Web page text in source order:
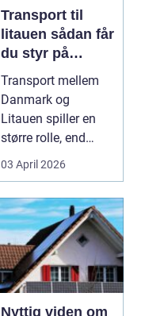
Transport til
litauen sådan får
du styr på
fragten til
baltikum
Transport mellem
Danmark og
Litauen spiller en
større rolle, end
mange er klar over.
Litauen er et n...
03 April 2026
Nyttig viden om